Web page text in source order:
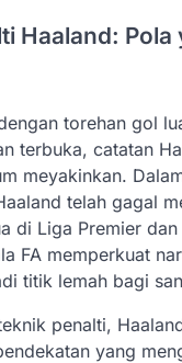
Haaland: Pola
torehan gol
terbuka, catatan
meyakinkan.
telah gagal
di Liga Premier dan
FA memperkuat
titik lemah bagi
penalti,
yang